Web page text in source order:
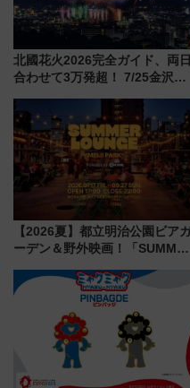
北國花火2026完全ガイド、両日
合わせて3万発超！ 7/25金沢大
会の日程・アクセス・観覧席ま
とめ（石川県）
【2026夏】都立明治公園ビア
ーデン＆野外映画！「SUMMER
ケジュール 夜風とビール、映画
を満喫！